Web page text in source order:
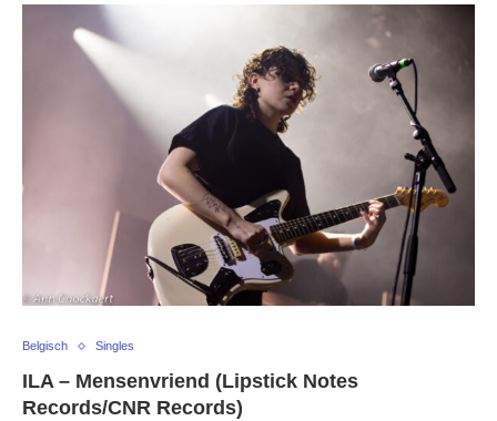
Belgisch Singles
ILA – Mensenvriend (Lipstick Notes
Records/CNR Records)